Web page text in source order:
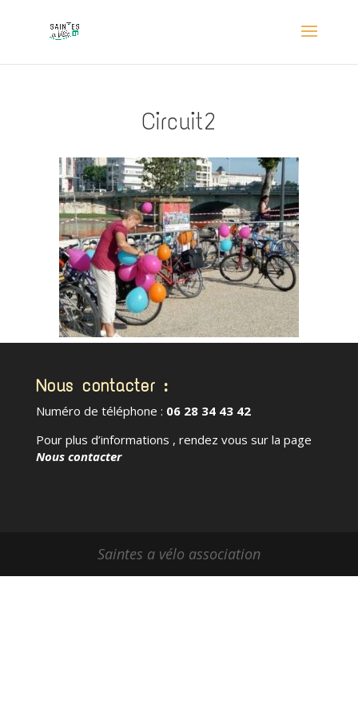
Circuit2
Nous contacter :
Numéro de téléphone : 06 28 34 43 42
Pour plus d’informations , rendez vous sur la page
Nous contacter
Saintes a vélo association